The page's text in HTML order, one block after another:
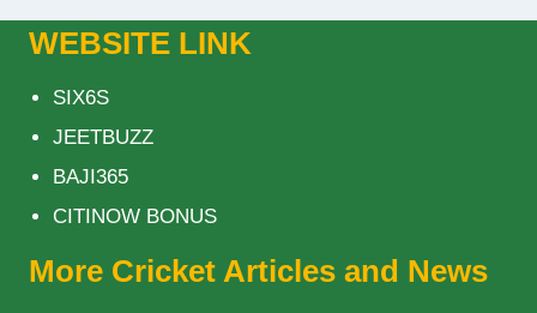
WEBSITE LINK
SIX6S
JEETBUZZ
BAJI365
CITINOW BONUS
More Cricket Articles and News